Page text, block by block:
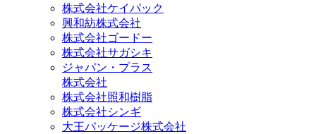
株式会社ケイパック
興和紡株式会社
株式会社ゴードー
株式会社サガシキ
ジャパン・プラス
株式会社
株式会社照和樹脂
株式会社シンギ
大王パッケージ株式会社